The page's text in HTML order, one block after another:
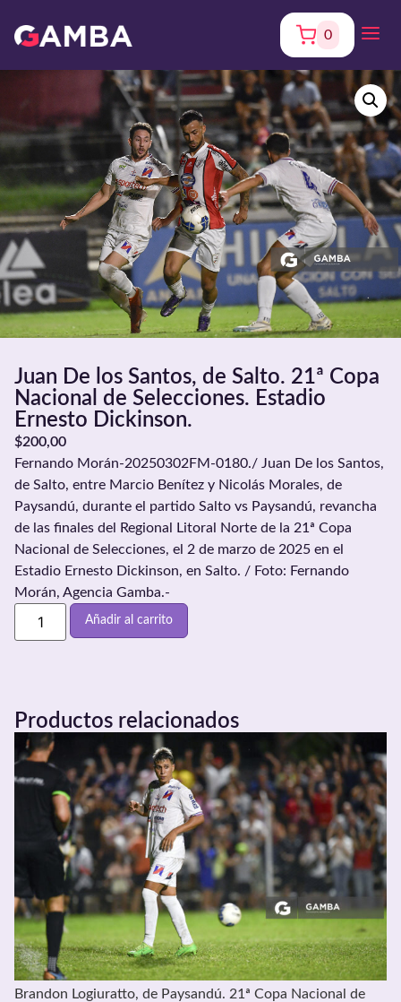
0
Juan De los Santos, de Salto. 21ª Copa
Nacional de Selecciones. Estadio
Ernesto Dickinson.
$200,00
Fernando Morán-20250302FM-0180./ Juan De los Santos,
de Salto, entre Marcio Benítez y Nicolás Morales, de
Paysandú, durante el partido Salto vs Paysandú, revancha
de las finales del Regional Litoral Norte de la 21ª Copa
Nacional de Selecciones, el 2 de marzo de 2025 en el
Estadio Ernesto Dickinson, en Salto. / Foto: Fernando
Morán, Agencia Gamba.-
Añadir al carrito
Productos relacionados
Brandon Logiuratto, de Paysandú. 21ª Copa Nacional de